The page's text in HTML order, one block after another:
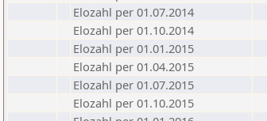
Elozahl per 01.07.2014
Elozahl per 01.10.2014
Elozahl per 01.01.2015
Elozahl per 01.04.2015
Elozahl per 01.07.2015
Elozahl per 01.10.2015